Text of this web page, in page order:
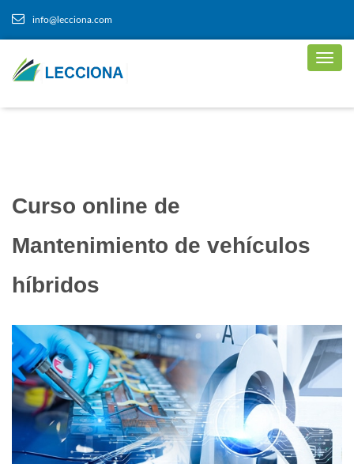
info@lecciona.com
Curso online de
Mantenimiento de vehículos
híbridos